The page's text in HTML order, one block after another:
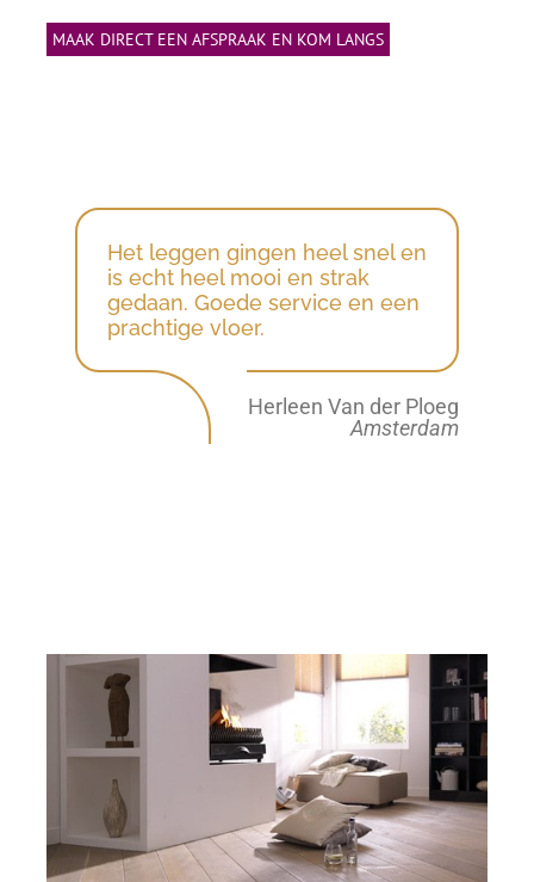
MAAK DIRECT EEN AFSPRAAK EN KOM LANGS
Het leggen gingen heel snel en
is echt heel mooi en strak
gedaan. Goede service en een
prachtige vloer.
Herleen Van der Ploeg
Amsterdam
Erg snelle service en
hartstikke goede kwaliteit
vloer. Ben super goed
geholpen voor mijn winkel.
Pieter Schothorst